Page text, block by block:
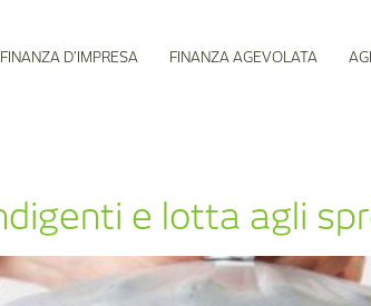
FINANZA D’IMPRESA FINANZA AGEVOLATA
e lotta agli